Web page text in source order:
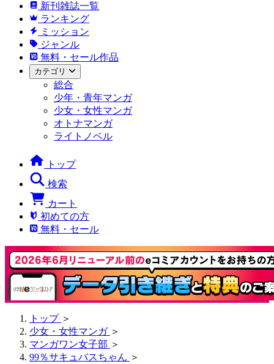
新刊雑誌一覧
ランキング
ミッション
ジャンル
無料・セール作品
カテゴリ
総合
少年・青年マンガ
少女・女性マンガ
オトナマンガ
ライトノベル
トップ
検索
カート
初めての方
無料・セール
トップ ＞
少女・女性マンガ ＞
マンガワン女子部 ＞
99％サキュバスちゃん ＞